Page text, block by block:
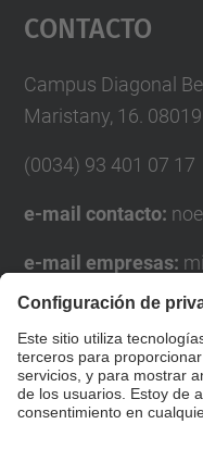
powered by
Contacto
Campus Diagonal
Maristany, 16.
(0034) 93 401 07 17
e-mail contacto:
e-mail empresas:
Formulario de
Lista Redes